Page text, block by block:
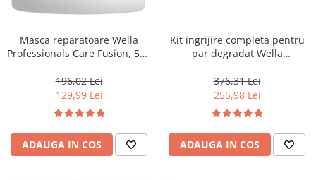
Masca reparatoare Wella
Professionals Care Fusion, 500
196,02 Lei
129,99 Lei
ADAUGA IN COS
Kit ingrijire completa pentru
par degradat Wella
Salon Size
376,31 Lei
255,98 Lei
ADAUGA IN COS